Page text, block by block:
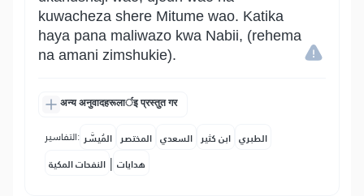
kuwacheza shere Mitume wao. Katika
haya pana maliwazo kwa Nabii, (rehema
na amani zimshukie).
अन्य अनुवादहरूलार्इ प्रस्तुत गर
التفاسير: المُيسَّر المختصر السعدي ابن كثير الطبري
النفحات المكية | هدايات